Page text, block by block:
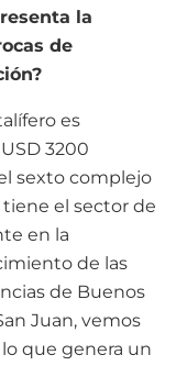
la
de
es
3200
sexto complejo
el sector de
en la
de las
de Buenos
Juan, vemos
que genera un